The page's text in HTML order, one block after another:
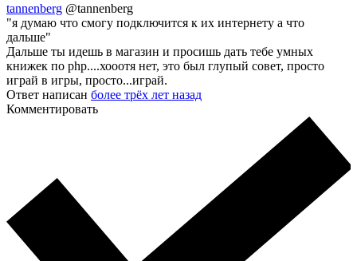
tannenberg @tannenberg
"я думаю что смогу подключится к их интернету а что
дальше"
Дальше ты идешь в магазин и просишь дать тебе умных
книжек по php....хооотя нет, это был глупый совет, просто
играй в игры, просто...играй.
Ответ написан более трёх лет назад
Комментировать